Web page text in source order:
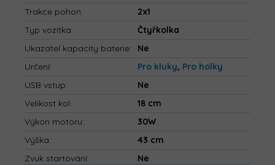
Trakce pohon:
2x1
Typ vozítka:
Čtyřkolka
Ukazatel kapacity baterie:
Ne
Určení: Pro kluky, Pro holky
USB vstup:
Ne
Velikost kol:
18 cm
Výkon motoru:
30W
Výška:
43 cm
Zvuk startování: Ne